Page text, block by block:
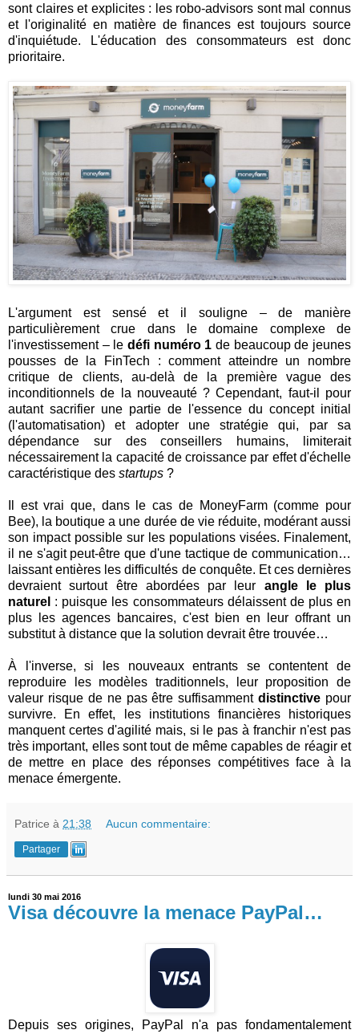
sont claires et explicites : les robo-advisors sont mal connus
et l'originalité en matière de finances est toujours source
d'inquiétude. L'éducation des consommateurs est donc
prioritaire.
L'argument est sensé et il souligne – de manière
particulièrement crue dans le domaine complexe de
l'investissement – le défi numéro 1 de beaucoup de jeunes
pousses de la FinTech : comment atteindre un nombre
critique de clients, au-delà de la première vague des
inconditionnels de la nouveauté ? Cependant, faut-il pour
autant sacrifier une partie de l'essence du concept initial
(l'automatisation) et adopter une stratégie qui, par sa
dépendance sur des conseillers humains, limiterait
nécessairement la capacité de croissance par effet d'échelle
caractéristique des startups ?
Il est vrai que, dans le cas de MoneyFarm (comme pour
Bee), la boutique a une durée de vie réduite, modérant aussi
son impact possible sur les populations visées. Finalement,
il ne s'agit peut-être que d'une tactique de communication…
laissant entières les difficultés de conquête. Et ces dernières
devraient surtout être abordées par leur angle le plus
naturel : puisque les consommateurs délaissent de plus en
plus les agences bancaires, c'est bien en leur offrant un
substitut à distance que la solution devrait être trouvée…
À l'inverse, si les nouveaux entrants se contentent de
reproduire les modèles traditionnels, leur proposition de
valeur risque de ne pas être suffisammentdistinctive pour
survivre. En effet, les institutions financières historiques
manquent certes d'agilité mais, si le pas à franchir n'est pas
très important, elles sont tout de même capables de réagir et
de mettre en place des réponses compétitives face à la
menace émergente.
Patrice à 21:38 Aucun commentaire:
Partager
lundi 30 mai 2016
Visa découvre la menace PayPal…
Depuis ses origines, PayPal n'a pas fondamentalement